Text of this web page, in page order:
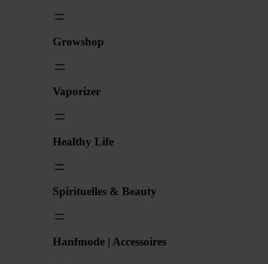
Growshop
Vaporizer
Healthy Life
Spirituelles & Beauty
Hanfmode | Accessoires